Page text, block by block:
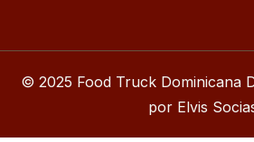
© 2025 Food Truck Dominicana
por Elvis